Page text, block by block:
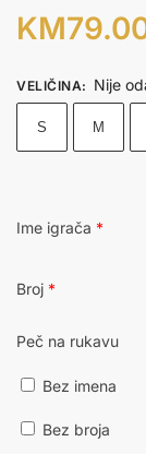
KM
VELIČINA: Nije
S M
Ime igrača *
Broj *
Peč na rukavu
Bez imena
Bez broja